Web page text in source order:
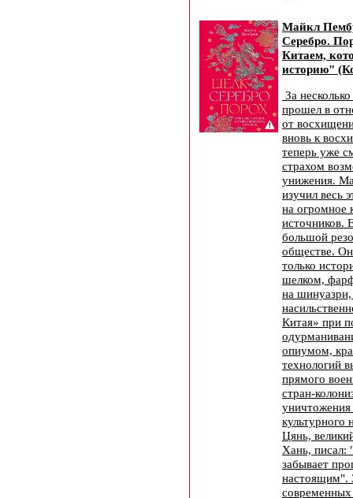
Майкл
Серебро.
Китаем,
историю"
За
прошел в
от
вновь к
теперь уже
страхом
унижения.
изучил весь
на огромное
источников.
большой
обществе.
только
шелком,
на
Китая» при
опиумом,
технологий
прямого
стран-
уничтожения
культурного
Цянь,
Хань, писал:
забывает
настоящим".